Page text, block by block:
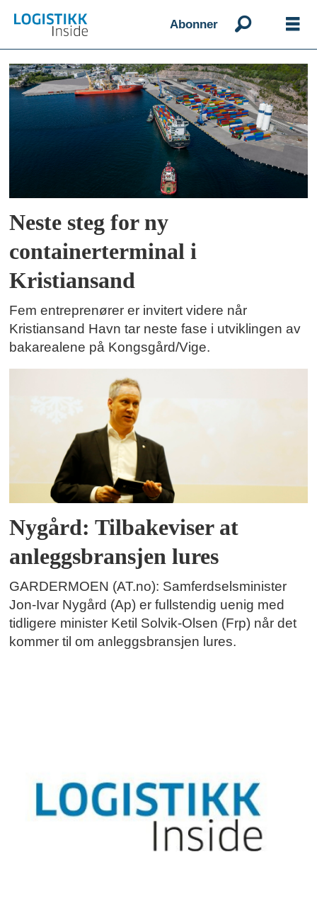
Abonner
Emne:
entreprenører
Neste steg for ny
containerterminal i
Kristiansand
Fem entreprenører er invitert videre når
Kristiansand Havn tar neste fase i utviklingen av
bakarealene på Kongsgård/Vige.
Nygård: Tilbakeviser at
anleggsbransjen lures
GARDERMOEN (AT.no): Samferdselsminister
Jon-Ivar Nygård (Ap) er fullstendig uenig med
tidligere minister Ketil Solvik-Olsen (Frp) når det
kommer til om anleggsbransjen lures.